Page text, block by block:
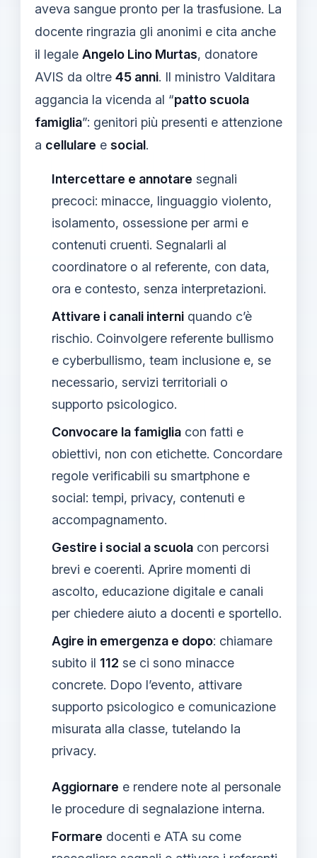
aveva sangue pronto per la trasfusione. La
docente ringrazia gli anonimi e cita anche
il legale Angelo Lino Murtas, donatore
AVIS da oltre 45 anni. Il ministro Valditara
aggancia la vicenda al “patto scuola
famiglia”: genitori più presenti e attenzione
a cellulare e social.
Intercettare e annotare segnali
precoci: minacce, linguaggio violento,
isolamento, ossessione per armi e
contenuti cruenti. Segnalarli al
coordinatore o al referente, con data,
ora e contesto, senza interpretazioni.
Attivare i canali interni quando c’è
rischio. Coinvolgere referente bullismo
e cyberbullismo, team inclusione e, se
necessario, servizi territoriali o
supporto psicologico.
Convocare la famiglia con fatti e
obiettivi, non con etichette. Concordare
regole verificabili su smartphone e
social: tempi, privacy, contenuti e
accompagnamento.
Gestire i social a scuola con percorsi
brevi e coerenti. Aprire momenti di
ascolto, educazione digitale e canali
per chiedere aiuto a docenti e sportello.
Agire in emergenza e dopo: chiamare
subito il 112 se ci sono minacce
concrete. Dopo l’evento, attivare
supporto psicologico e comunicazione
misurata alla classe, tutelando la
privacy.
Aggiornare e rendere note al personale
le procedure di segnalazione interna.
Formare docenti e ATA su come